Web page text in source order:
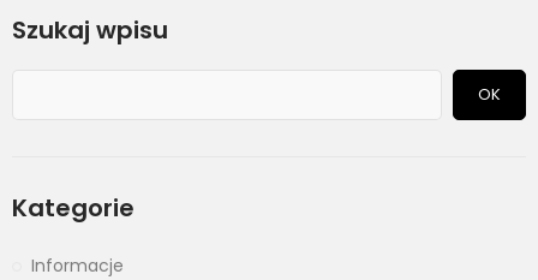
Szukaj wpisu
OK
Kategorie
Informacje